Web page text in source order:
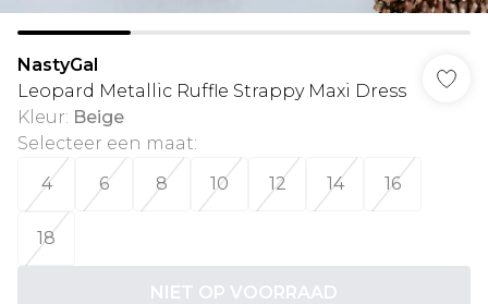
NastyGal
Leopard Metallic Ruffle Strappy Maxi Dress
Kleur: Beige
Selecteer een maat:
4
6 8 10 12 14 16
18
NIET OP VOORRAAD